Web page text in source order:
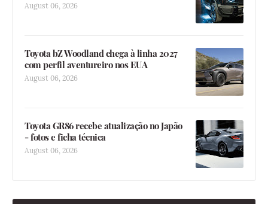
August 06, 2026
Toyota bZ Woodland chega à linha 2027
com perfil aventureiro nos EUA
August 06, 2026
Toyota GR86 recebe atualização no Japão
- fotos e ficha técnica
August 06, 2026